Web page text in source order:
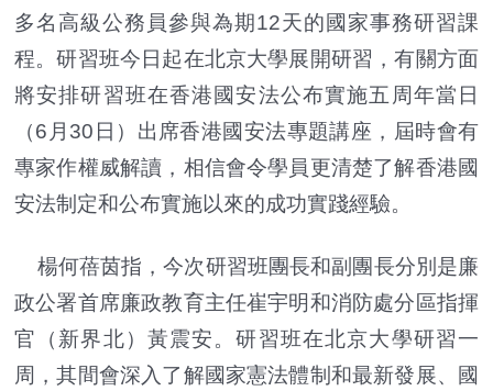
多名高級公務員參與為期12天的國家事務研習課
程。研習班今日起在北京大學展開研習，有關方面
將安排研習班在香港國安法公布實施五周年當日
（6月30日）出席香港國安法專題講座，屆時會有
專家作權威解讀，相信會令學員更清楚了解香港國
安法制定和公布實施以來的成功實踐經驗。
楊何蓓茵指，今次研習班團長和副團長分別是廉
政公署首席廉政教育主任崔宇明和消防處分區指揮
官（新界北）黃震安。研習班在北京大學研習一
周，其間會深入了解國家憲法體制和最新發展、國